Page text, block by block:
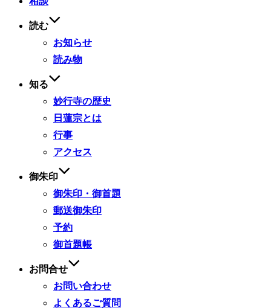
読む
お知らせ
読み物
知る
妙行寺の歴史
日蓮宗とは
行事
アクセス
御朱印
御朱印・御首題
郵送御朱印
予約
御首題帳
お問合せ
お問い合わせ
よくあるご質問